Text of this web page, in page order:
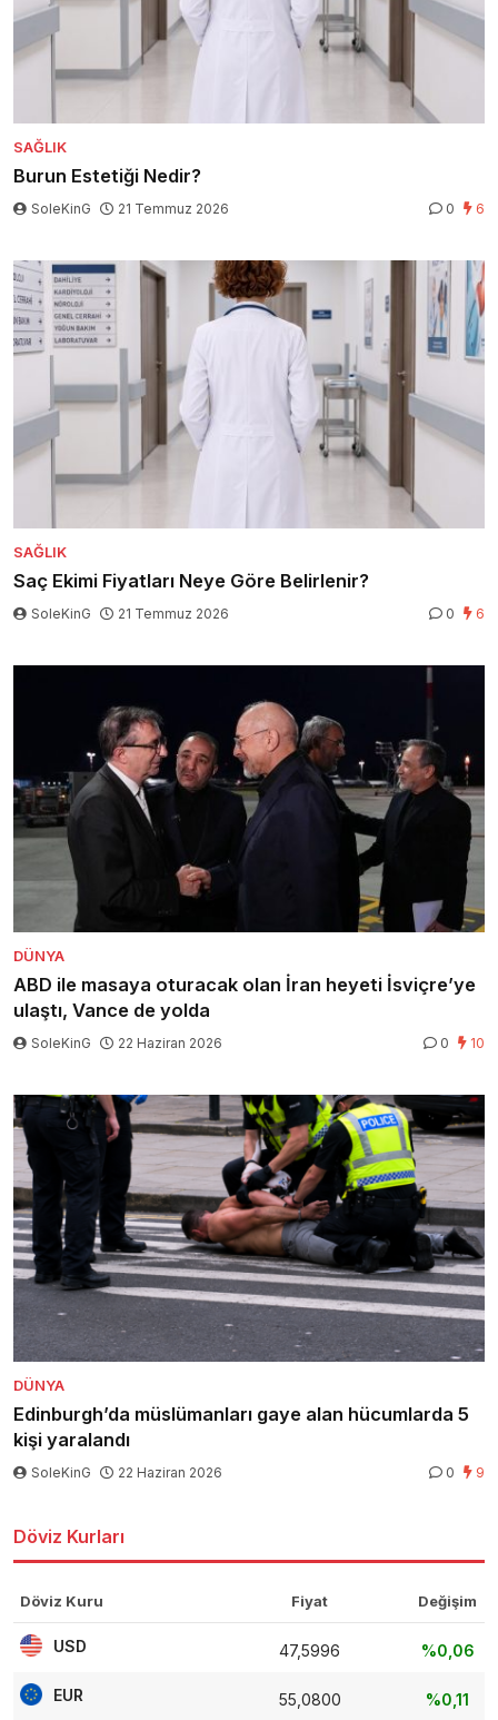
SAĞLIK
Burun Estetiği Nedir?
SoleKinG 21 Temmuz 2026 0 6
SAĞLIK
Saç Ekimi Fiyatları Neye Göre Belirlenir?
SoleKinG 21 Temmuz 2026 0 6
DÜNYA
ABD ile masaya oturacak olan İran heyeti İsviçre’ye
ulaştı, Vance de yolda
SoleKinG 22 Haziran 2026 0 10
DÜNYA
Edinburgh’da müslümanları gaye alan hücumlarda 5
kişi yaralandı
SoleKinG 22 Haziran 2026 0 9
Döviz Kurları
Döviz Kuru Fiyat Değişim
USD 47,5996 %0,06
EUR 55,0800 %0,11